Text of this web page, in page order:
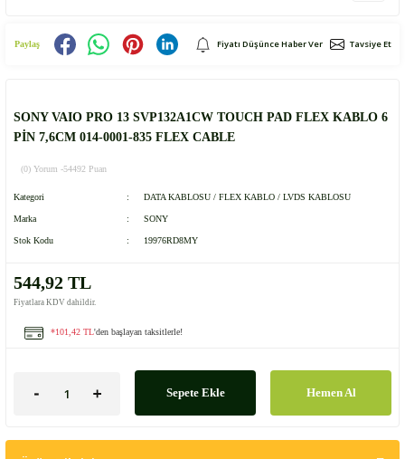
Paylaş Fiyatı Düşünce Haber Ver Tavsiye Et
SONY VAIO PRO 13 SVP132A1CW TOUCH PAD FLEX KABLO 6
PİN 7,6CM 014-0001-835 FLEX CABLE
(0) Yorum -54492 Puan
Kategori DATA KABLOSU / FLEX KABLO / LVDS KABLOSU
Marka SONY
Stok Kodu 19976RD8MY
544,92 TL
Fiyatlara KDV dahildir.
*101,42 TL'den başlayan taksitlerle!
Sepete Ekle Hemen Al